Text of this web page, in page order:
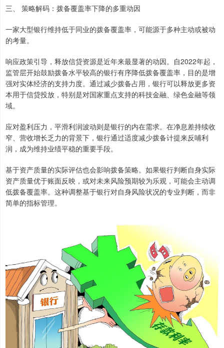
三、 策略解码：拨备覆盖率下降的多重动因
一家大型银行维持低于同业的拨备覆盖率，可能源于多种主动或被动
的考量。
响应政策引导，释放信贷资源是近年来最显著的动因。自2022年起，
监管层开始鼓励拨备水平较高的银行有序降低拨备覆盖率，目的是增
强对实体经济的支持力度。通过减少拨备占用，银行可以释放更多资
本用于信贷投放，特别是对国家重点支持的科技金融、绿色金融等领
域。
应对盈利压力，平滑利润波动则是银行的内在需求。在净息差持续收
窄、营收增长乏力的背景下，银行通过适度减少拨备计提来反哺利
润，成为维持业绩平稳的重要手段。
基于资产质量的实际评估也会影响拨备策略。如果银行判断自身实际
资产质量优于账面反映，或对未来风险预期较为乐观，可能会主动调
低拨备覆盖率。这种调整基于银行对自身风险状况的专业判断，而非
简单的指标管理。